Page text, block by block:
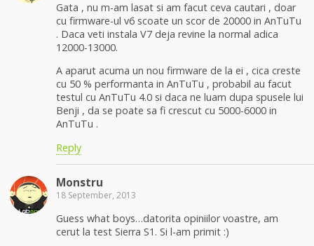
Gata , nu m-am lasat si am facut ceva cautari , doar
cu firmware-ul v6 scoate un scor de 20000 in AnTuTu
. Daca veti instala V7 deja revine la normal adica
12000-13000.
A aparut acuma un nou firmware de la ei , cica creste
cu 50 % performanta in AnTuTu , probabil au facut
testul cu AnTuTu 4.0 si daca ne luam dupa spusele lui
Benji , da se poate sa fi crescut cu 5000-6000 in
AnTuTu .
Reply
Monstru
18 September, 2013
Guess what boys…datorita opiniilor voastre, am
cerut la test Sierra S1. Si l-am primit :)